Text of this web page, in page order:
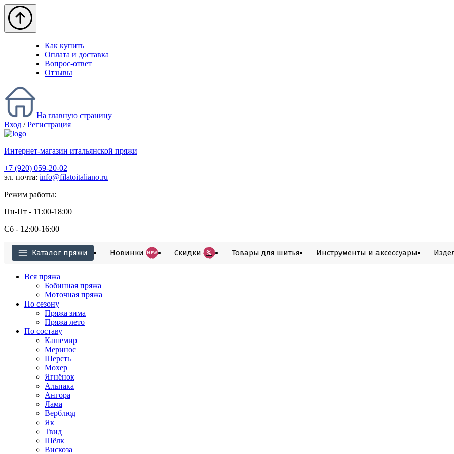
Как купить
Оплата и доставка
Вопрос-ответ
Отзывы
На главную страницу
Вход /Регистрация
Интернет-магазин итальянской пряжи
+7 (920) 059-20-02
эл. почта: info@filatoitaliano.ru
Режим работы:
Пн-Пт - 11:00-18:00
Сб - 12:00-16:00
Каталог пряжи Новинки NEW Cкидки % Товары для шитья Инструменты и аксессуары
Вся пряжа
Бобинная пряжа
Моточная пряжа
По сезону
Пряжа зима
Пряжа лето
По составу
Кашемир
Меринос
Шерсть
Мохер
Ягнёнок
Альпака
Ангора
Лама
Верблюд
Як
Твид
Шёлк
Вискоза